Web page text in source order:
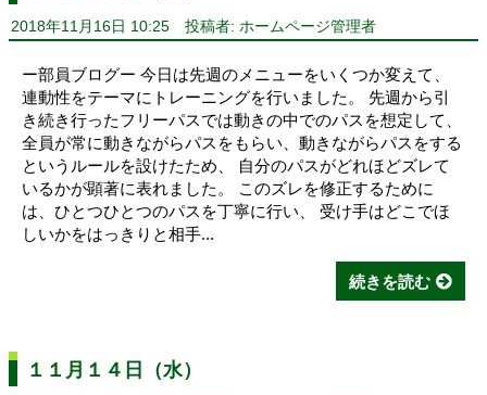
2018年11月16日 10:25 投稿者: ホームページ管理者
ー部員ブログー 今日は先週のメニューをいくつか変えて、
連動性をテーマにトレーニングを行いました。 先週から引
き続き行ったフリーパスでは動きの中でのパスを想定して、
全員が常に動きながらパスをもらい、動きながらパスをする
というルールを設けたため、 自分のパスがどれほどズレて
いるかが顕著に表れました。 このズレを修正するために
は、ひとつひとつのパスを丁寧に行い、 受け手はどこでほ
しいかをはっきりと相手...
続きを読む
１１月１４日（水）